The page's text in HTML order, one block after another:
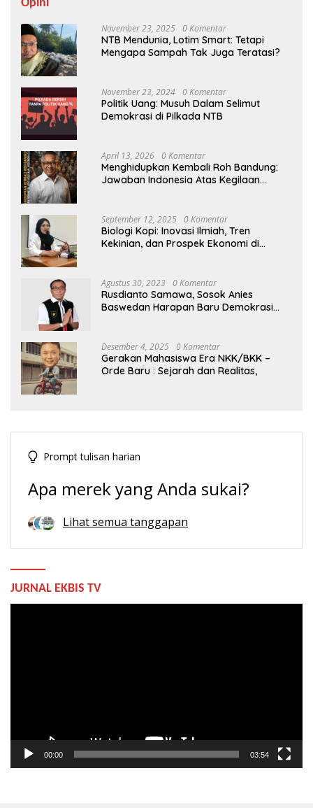
Opini
November 23, 2025 0 Komentar
NTB Mendunia, Lotim Smart: Tetapi
Mengapa Sampah Tak Juga Teratasi?
November 23, 2024 0 Komentar
Politik Uang: Musuh Dalam Selimut
Demokrasi di Pilkada NTB
April 13, 2026 0 Komentar
Menghidupkan Kembali Roh Bandung:
Jawaban Indonesia Atas Kegilaan
September 12, 2025 0 Komentar
Biologi Kopi: Inovasi Ilmiah, Tren
Kekinian, dan Prospek Ekonomi di
Agustus 30, 2023 0 Komentar
Rusdianto Samawa, Sosok Anies
Baswedan Harapan Baru Demokrasi
Desember 4, 2025 0 Komentar
Gerakan Mahasiswa Era NKK/BKK –
Orde Baru : Sejarah dan Realitas,
Prompt tulisan harian
Apa merek yang Anda sukai?
Lihat semua tanggapan
JURNAL EKBIS TV
00:00 03:54